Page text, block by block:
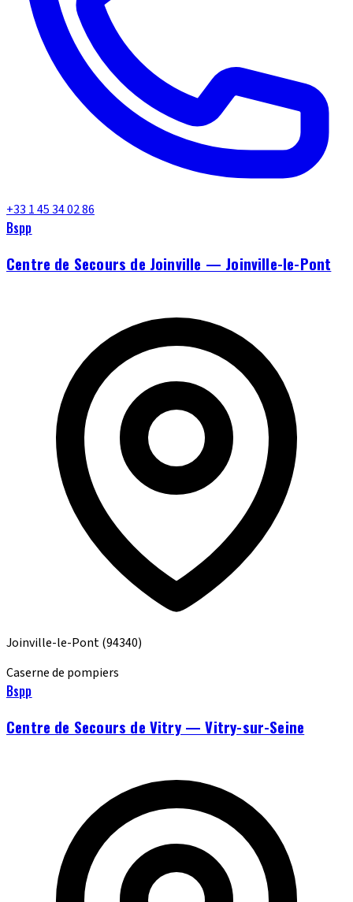
+33 1 45 34 02 86
Bspp
Centre de Secours de Joinville — Joinville-le-Pont
Joinville-le-Pont(94340)
Caserne de pompiers
Bspp
Centre de Secours de Vitry — Vitry-sur-Seine